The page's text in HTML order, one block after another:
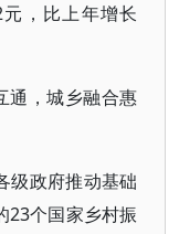
，比上年增长
通，城乡融合惠
级政府推动基础
23个国家乡村振